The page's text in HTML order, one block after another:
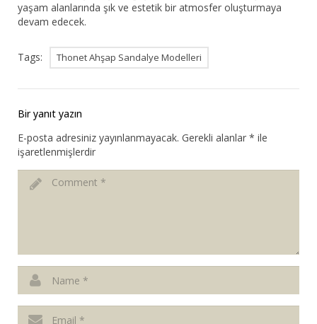
yaşam alanlarında şık ve estetik bir atmosfer oluşturmaya
devam edecek.
Tags: Thonet Ahşap Sandalye Modelleri
Bir yanıt yazın
E-posta adresiniz yayınlanmayacak. Gerekli alanlar * ile
işaretlenmişlerdir